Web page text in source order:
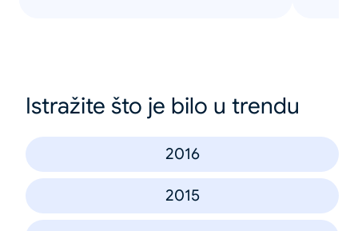
Istražite što je bilo u trendu
2016
2015